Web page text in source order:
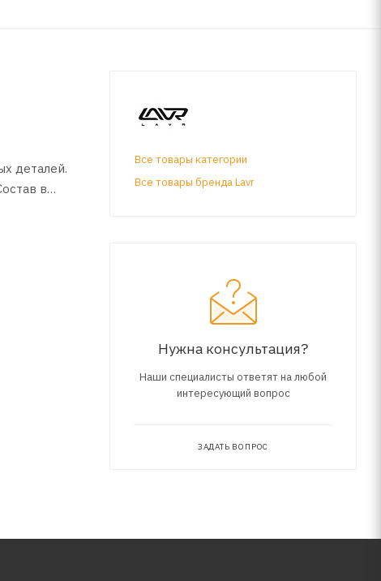
деталей.
в
Все товары категории
Все товары бренда Lavr
Нужна консультация?
Наши специалисты ответят на любой
интересующий вопрос
ЗАДАТЬ ВОПРОС